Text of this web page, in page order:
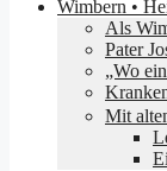
Wimbern •
Als
Pater
„Wo
Mit